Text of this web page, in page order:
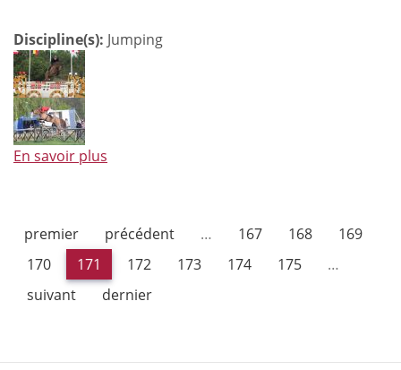
Discipline(s): Jumping
En savoir plus
Mathy
Junior
premier précédent … 167 168
169
170
171 172 173 174 175
…
suivant
dernier